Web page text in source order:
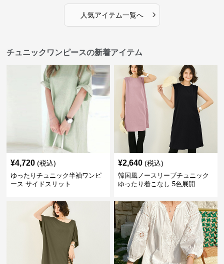
人気アイテム一覧へ ›
チュニックワンピースの新着アイテム
¥4,720 (税込)
ゆったりチュニック半袖ワンピ
ース サイドスリット
¥2,640 (税込)
韓国風ノースリーブチュニック
ゆったり着こなし 5色展開